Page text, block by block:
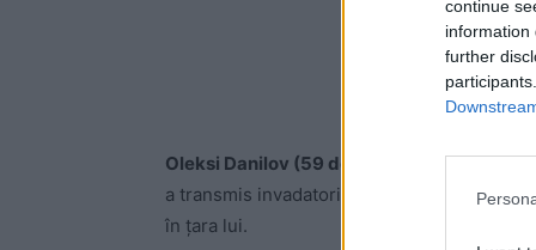
continue
information
further
Oleksi Danilov (59 de ani),
secretarul
a transmis invadatorilor ruși că nu vor
în țara lui.